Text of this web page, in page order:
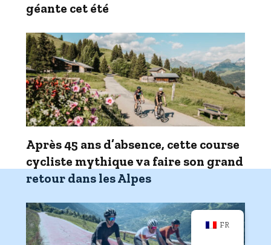
géante cet été
Après 45 ans d’absence, cette course
cycliste mythique va faire son grand
retour dans les Alpes
FR